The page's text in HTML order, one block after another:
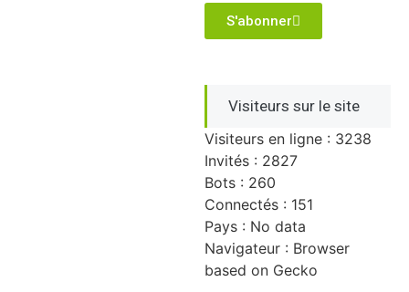
S'abonner
Visiteurs sur le site
Visiteurs en ligne : 3238
Invités : 2827
Bots : 260
Connectés : 151
Pays : No data
Navigateur : Browser
based on Gecko